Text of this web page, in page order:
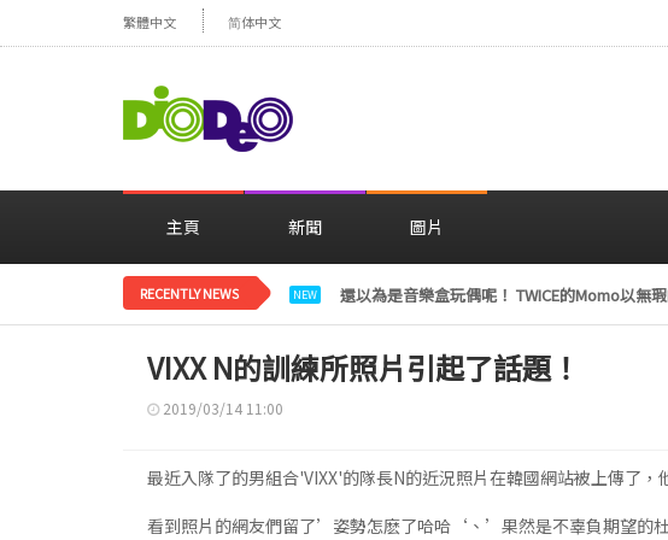
繁體中文 简体中文
主頁 新聞 圖片
RECENTLY NEWS NEW LE SSERAFIM金彩元恢復活動“下周開始安排
VIXX N的訓練所照片引起了話題！
2019/03/14 11:00
最近入隊了的男組合'VIXX'的隊長N的近況照片在韓國網站被上傳了，
看到照片的網友們留了’姿勢怎麽了哈哈‘、’果然是不辜負期望